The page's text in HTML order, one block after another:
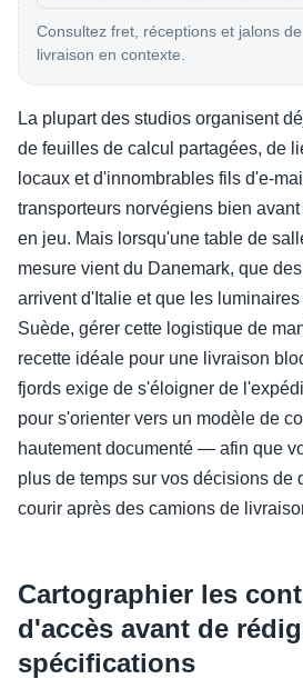
Consultez fret, réceptions et jalons de
livraison en contexte.
La plupart des studios organisent
de feuilles de calcul partagées, de
locaux et d'innombrables fils d'e-
transporteurs norvégiens bien
en jeu. Mais lorsqu'une table de
mesure vient du Danemark, que
arrivent d'Italie et que les
Suède, gérer cette logistique de
recette idéale pour une livraison
fjords exige de s'éloigner de
pour s'orienter vers un modèle de
hautement documenté — afin que
plus de temps sur vos décisions de
courir après des camions de
Cartographier les
d'accès avant de
spécifications